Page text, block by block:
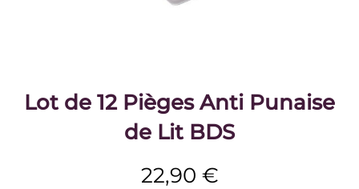
Lot de 12 Pièges Anti Punaise
de Lit BDS
22,90 €